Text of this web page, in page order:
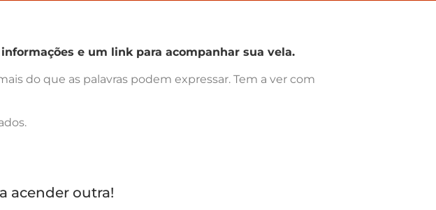
e um link para acompanhar sua vela.
do que as palavras podem expressar. Tem a ver com
acender outra!